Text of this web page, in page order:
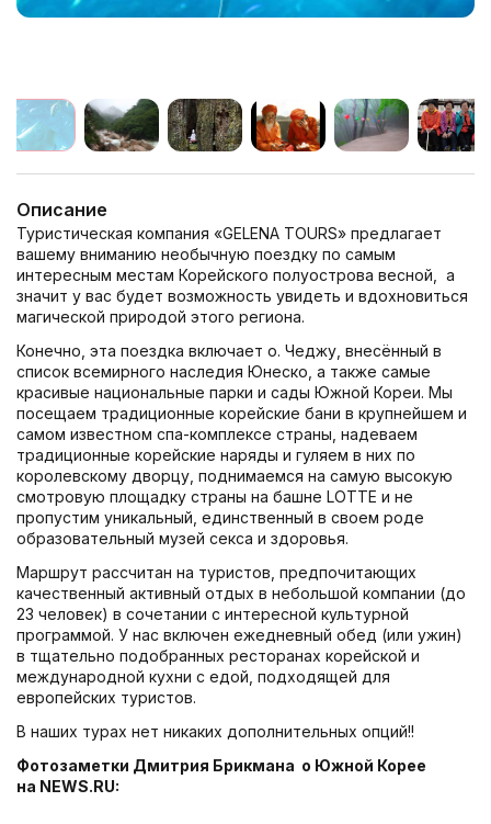
Описание
Туристическая компания «GELENA TOURS» предлагает
вашему вниманию необычную поездку по самым
интересным местам Корейского полуострова весной, а
значит у вас будет возможность увидеть и вдохновиться
магической природой этого региона.
Конечно, эта поездка включает о. Чеджу, внесённый в
список всемирного наследия Юнеско, а также самые
красивые национальные парки и сады Южной Кореи. Мы
посещаем традиционные корейские бани в крупнейшем и
самом известном спа-комплексе страны, надеваем
традиционные корейские наряды и гуляем в них по
королевскому дворцу, поднимаемся на самую высокую
смотровую площадку страны на башне LOTTE и не
пропустим уникальный, единственный в своем роде
образовательный музей секса и здоровья.
Маршрут рассчитан на туристов, предпочитающих
качественный активный отдых в небольшой компании (до
23 человек) в сочетании с интересной культурной
программой. У нас включен ежедневный обед (или ужин)
в тщательно подобранных ресторанах корейской и
международной кухни с едой, подходящей для
европейских туристов.
В наших турах нет никаких дополнительных опций!!
Фотозаметки Дмитрия Брикмана о Южной Корее
на NEWS.RU: